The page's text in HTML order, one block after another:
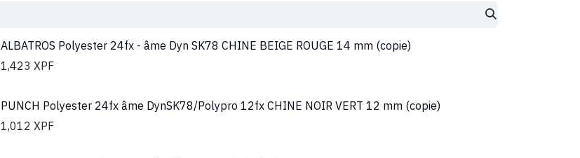
ALBATROS Polyester 24fx - âme Dyn SK78 CHINE BEIGE ROUGE 14 mm (copie)
1,423 XPF
PUNCH Polyester 24fx âme DynSK78/Polypro 12fx CHINE NOIR VERT 12 mm (copie)
1,012 XPF